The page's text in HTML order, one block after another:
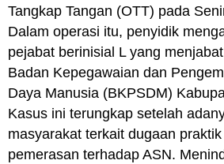
Tangkap Tangan (OTT) pada
Dalam operasi itu, penyidik
pejabat berinisial L yang
Badan Kepegawaian dan
Daya Manusia (BKPSDM)
Kasus ini terungkap setelah
masyarakat terkait dugaan
pemerasan terhadap ASN.